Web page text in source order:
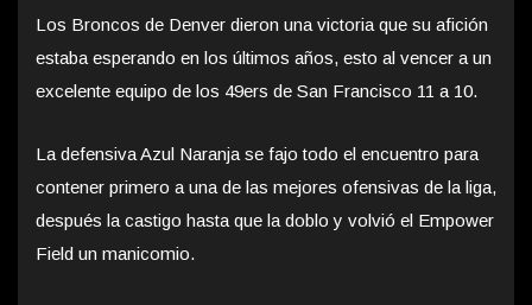
Los Broncos de Denver dieron una victoria que su afición
estaba esperando en los últimos años, esto al vencer a un
excelente equipo de los 49ers de San Francisco 11 a 10.
La defensiva Azul Naranja se fajo todo el encuentro para
contener primero a una de las mejores ofensivas de la liga,
después la castigo hasta que la doblo y volvió el Empower
Field un manicomio.